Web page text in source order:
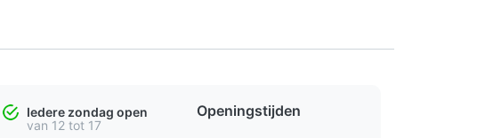
Iedere zondag open
van 12 tot 17
Openingstijden